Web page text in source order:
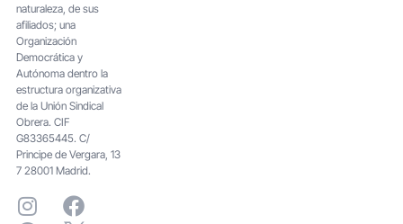
naturaleza, de sus
afiliados; una
Organización
Democrática y
Autónoma dentro la
estructura organizativa
de la Unión Sindical
Obrera. CIF
G83365445. C/
Principe de Vergara, 13
7 28001 Madrid.